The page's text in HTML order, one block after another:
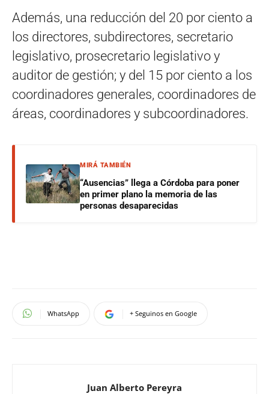
Además, una reducción del 20 por ciento a
los directores, subdirectores, secretario
legislativo, prosecretario legislativo y
auditor de gestión; y del 15 por ciento a los
coordinadores generales, coordinadores de
áreas, coordinadores y subcoordinadores.
MIRÁ TAMBIÉN
“Ausencias” llega a Córdoba para poner
en primer plano la memoria de las
personas desaparecidas
WhatsApp + Seguinos en Google
Juan Alberto Pereyra